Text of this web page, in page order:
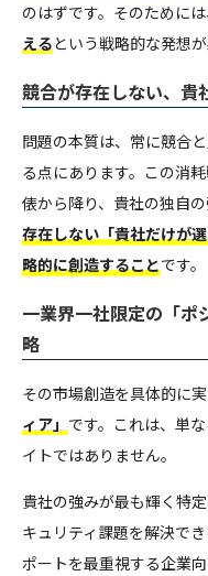
のはずです。そのために
えるという戦略的な発想が
競合が存在しない、貴
問題の本質は、常に競合
る点にあります。この消
俵から降り、貴社の独自
存在しない「貴社だけが
略的に創造することです。
一業界一社限定の「ポ
略
その市場創造を具体的に実
ィア」です。これは、単
イトではありません。
貴社の強みが最も輝く特
キュリティ課題を解決で
ポートを最重視する企業